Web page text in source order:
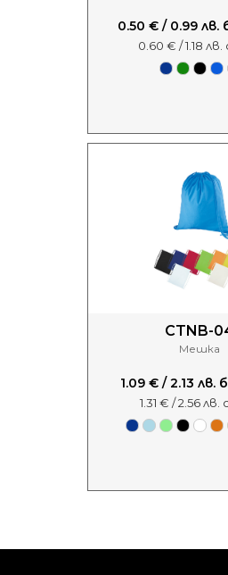
0.50 € / 0.99
0.60 € / 1.18
CTNB-
Мешка
1.09 € / 2.13 лв.
1.31 € / 2.56